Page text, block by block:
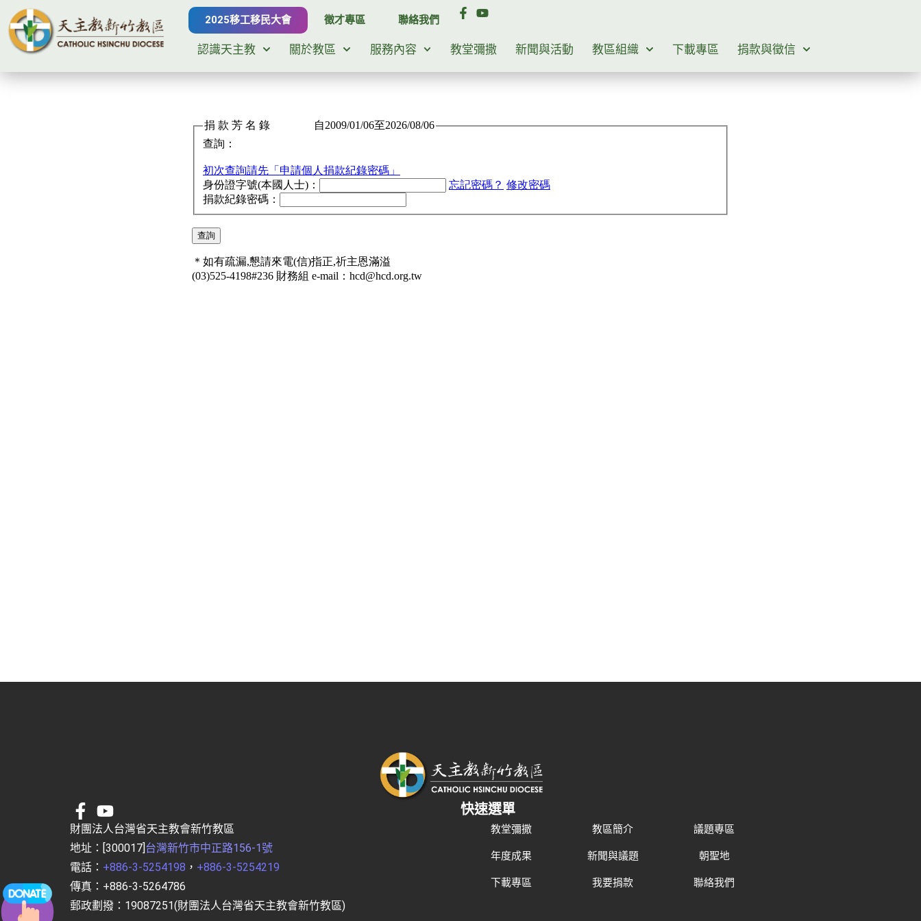
2025移工移民大會 徵才專區 聯絡我們
認識天主教 關於教區 服務內容 教堂彌撒 新聞與活動 教區組織 下載專區 捐款與徵信
財團法人台灣省天主教會新竹教區
地址：[300017]台灣新竹市中正路156-1號
電話： +886-3-5254198 ， +886-3-5254219
傳真：+886-3-5264786
郵政劃撥：19087251(財團法人台灣省天主教會新竹教區)
快速選單
教堂彌撒 教區簡介 議題專區
年度成果 新聞與議題 朝聖地
下載專區 我要捐款 聯絡我們